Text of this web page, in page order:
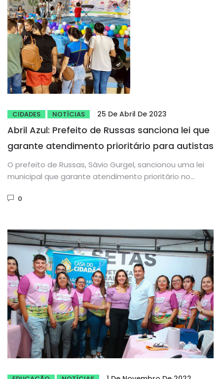
CIDADES NOTÍCIAS 25 De Abril De 2023
Abril Azul: Prefeito de Russas sanciona lei que
garante atendimento prioritário para autistas
O prefeito de Russas, Sávio Gurgel, sancionou uma lei
municipal que garante atendimento prioritário no
0